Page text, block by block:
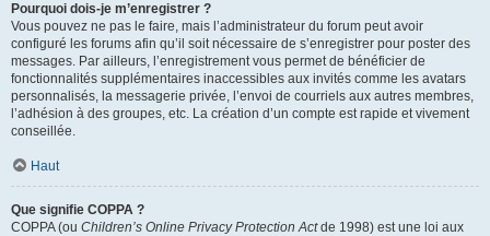
Pourquoi dois-je m’enregistrer ?
Vous pouvez ne pas le faire, mais l’administrateur du forum peut avoir
configuré les forums afin qu’il soit nécessaire de s’enregistrer pour poster des
messages. Par ailleurs, l’enregistrement vous permet de bénéficier de
fonctionnalités supplémentaires inaccessibles aux invités comme les avatars
personnalisés, la messagerie privée, l’envoi de courriels aux autres membres,
l’adhésion à des groupes, etc. La création d’un compte est rapide et vivement
conseillée.
Haut
Que signifie COPPA ?
COPPA (ou Children’s Online Privacy Protection Actde 1998) est une loi aux